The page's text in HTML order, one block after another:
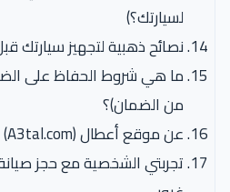
لسيارتك؟)
نصائح ذهبية لتجهيز سيارتك
ما هي شروط الحفاظ على
من الضمان)؟
عن موقع أعطال (A3tal.com)
تجربتي الشخصية مع حجز